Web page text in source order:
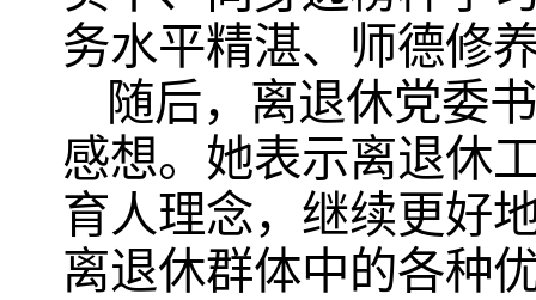
务水平精湛、师德修
随后，离退休党委
感想。她表示离退休
育人理念，继续更好
离退休群体中的各种